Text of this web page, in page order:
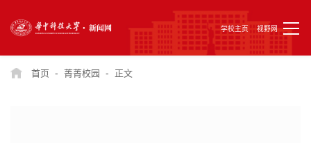
学校主页 视野网
首页 - 菁菁校园 - 正文